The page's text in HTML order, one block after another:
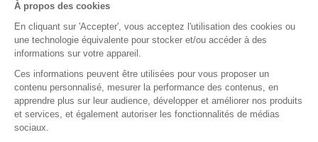
En cas de litige, vous pouvez saisir le médiateur de la
consommation : AVENIR CONSO, 09 53 01 02 69. En savoir
plus
L'accès à cette offre commerciale est soumis aux
conditions suivantes : 10 minutes de voyance au tarif spécial
de 15EUR TTC, voyance privée. Offre valable dans la limite
des 10 premières minutes, après validation de votre compte
client comprenant votre nom, prénom, téléphone, adresse,
À propos des cookies
En cliquant sur 'Accepter', vous acceptez l'utilisation des cookies ou
une technologie équivalente pour stocker et/ou accéder à des
informations sur votre appareil.
Ces informations peuvent être utilisées pour vous proposer un
contenu personnalisé, mesurer la performance des contenus, en
apprendre plus sur leur audience, développer et améliorer nos produits
et services, et également autoriser les fonctionnalités de médias
sociaux.